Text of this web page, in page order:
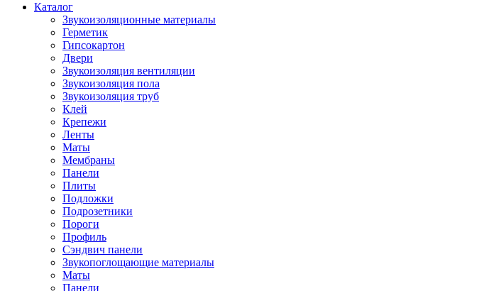
Каталог
Звукоизоляционные материалы
Герметик
Гипсокартон
Двери
Звукоизоляция вентиляции
Звукоизоляция пола
Звукоизоляция труб
Клей
Крепежи
Ленты
Маты
Мембраны
Панели
Плиты
Подложки
Подрозетники
Пороги
Профиль
Сэндвич панели
Звукопоглощающие материалы
Маты
Панели